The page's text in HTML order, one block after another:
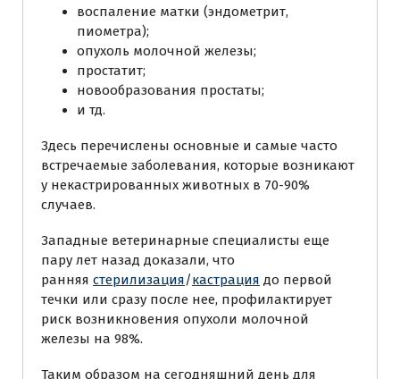
воспаление матки (эндометрит,
пиометра);
опухоль молочной железы;
простатит;
новообразования простаты;
и тд.
Здесь перечислены основные и самые часто
встречаемые заболевания, которые возникают
у некастрированных животных в 70-90%
случаев.
Западные ветеринарные специалисты еще
пару лет назад доказали, что
ранняя стерилизация/кастрация до первой
течки или сразу после нее, профилактирует
риск возникновения опухоли молочной
железы на 98%.
Таким образом на сегодняшний день для